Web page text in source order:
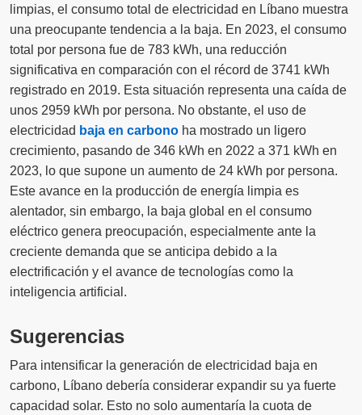
limpias, el consumo total de electricidad en Líbano muestra
una preocupante tendencia a la baja. En 2023, el consumo
total por persona fue de 783 kWh, una reducción
significativa en comparación con el récord de 3741 kWh
registrado en 2019. Esta situación representa una caída de
unos 2959 kWh por persona. No obstante, el uso de
electricidad baja en carbono ha mostrado un ligero
crecimiento, pasando de 346 kWh en 2022 a 371 kWh en
2023, lo que supone un aumento de 24 kWh por persona.
Este avance en la producción de energía limpia es
alentador, sin embargo, la baja global en el consumo
eléctrico genera preocupación, especialmente ante la
creciente demanda que se anticipa debido a la
electrificación y el avance de tecnologías como la
inteligencia artificial.
Sugerencias
Para intensificar la generación de electricidad baja en
carbono, Líbano debería considerar expandir su ya fuerte
capacidad solar. Esto no solo aumentaría la cuota de